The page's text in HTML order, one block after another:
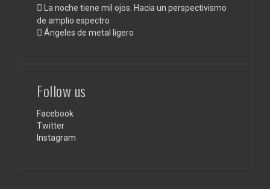
La noche tiene mil ojos. Hacia un perspectivismo
de amplio espectro
Ángeles de metal ligero
Follow us
Facebook
Twitter
Instagram